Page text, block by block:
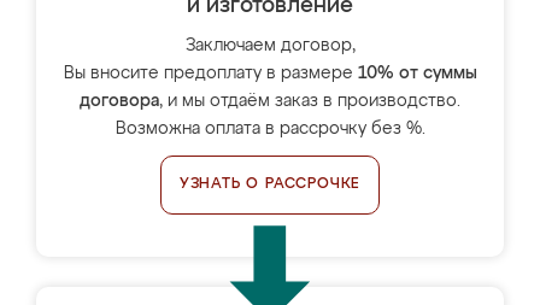
и изготовление
Заключаем договор,
Вы вносите предоплату в размере 10% от суммы
договора, и мы отдаём заказ в производство.
Возможна оплата в рассрочку без %.
УЗНАТЬ О РАССРОЧКЕ